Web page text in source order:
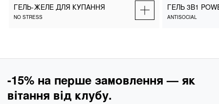
ГЕЛЬ-ЖЕЛЕ ДЛЯ КУПАННЯ
NO STRESS
ДОДАТИ В КОШИК₴ ГЕЛЬ 3В1
ANTISOCIAL
-15% на перше замовлення — як
вітання від клубу.